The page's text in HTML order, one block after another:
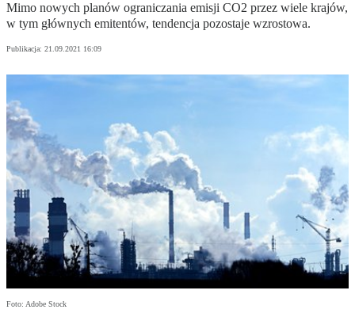
Mimo nowych planów ograniczania emisji CO2 przez wiele krajów,
w tym głównych emitentów, tendencja pozostaje wzrostowa.
Publikacja: 21.09.2021 16:09
Foto: Adobe Stock